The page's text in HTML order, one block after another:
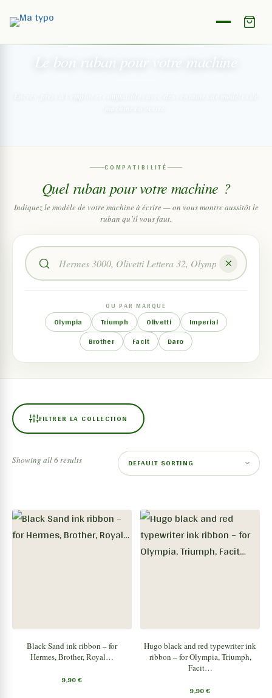
Le bon ruban pour votre machine
COMPATIBILITÉ
Quel ruban pour votre machine ?
Indiquez le modèle de votre machine à écrire — on vous montre aussitôt le
ruban qu’il vous faut.
OU PAR MARQUE
Olympia Triumph Olivetti
Imperial
Brother
Facit Daro
FILTRER LA COLLECTION
Showing all 6 results
Black Sand ink ribbon – for
Hermes, Brother, Royal…
9,90€
Hugo black and red typewriter ink
ribbon – for Olympia, Triumph,
Facit…
9,90€